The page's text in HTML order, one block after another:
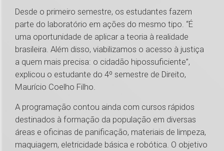
Desde o primeiro semestre, os estudantes fazem
parte do laboratório em ações do mesmo tipo. “É
uma oportunidade de aplicar a teoria à realidade
brasileira. Além disso, viabilizamos o acesso à justiça
a quem mais precisa: o cidadão hipossuficiente”,
explicou o estudante do 4º semestre de Direito,
Maurício Coelho Filho.
A programação contou ainda com cursos rápidos
destinados à formação da população em diversas
áreas e oficinas de panificação, materiais de limpeza,
maquiagem, eletricidade básica e robótica. O objetivo